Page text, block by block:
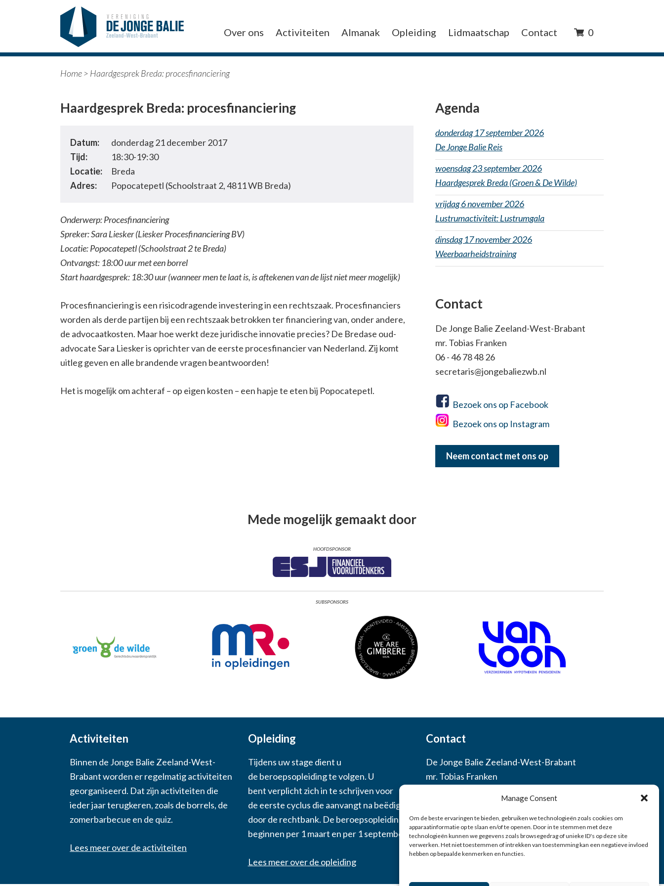
Manage Consent
Om de beste ervaringen te bieden, gebruiken we technologieën zoals cookies om
apparaatinformatie op te slaan en/of te openen. Door in te stemmen met deze
technologieën kunnen we gegevens zoals browsegedrag of unieke ID's op deze site
verwerken. Het niet toestemmen of intrekken van toestemming kan een negatieve invloed
hebben op bepaalde kenmerken en functies.
Over ons Activiteiten Almanak Opleiding Lidmaatschap Contact 0
Home> Haardgesprek Breda: procesfinanciering
Haardgesprek Breda: procesfinanciering
Datum:
donderdag 21 december 2017
Tijd:
18:30-19:30
Locatie:
Breda
Adres:
Popocatepetl (Schoolstraat 2, 4811 WB Breda)
Onderwerp: Procesfinanciering
Spreker: Sara Liesker (Liesker Procesfinanciering BV)
Locatie: Popocatepetl (Schoolstraat 2 te Breda)
Ontvangst: 18:00 uur met een borrel
Start haardgesprek: 18:30 uur (wanneer men te laat is, is aftekenen van de lijst niet meer mogelijk)
Procesfinanciering is een risicodragende investering in een rechtszaak. Procesfinanciers
worden als derde partijen bij een rechtszaak betrokken ter financiering van, onder andere,
de advocaatkosten. Maar hoe werkt deze juridische innovatie precies? De Bredase oud-
advocate Sara Liesker is oprichter van de eerste procesfinancier van Nederland. Zij komt
uitleg geven en alle brandende vragen beantwoorden!
Het is mogelijk om achteraf – op eigen kosten – een hapje te eten bij Popocatepetl.
Agenda
donderdag 17 september 2026
De Jonge Balie Reis
woensdag 23 september 2026
Haardgesprek Breda (Groen & De Wilde)
vrijdag 6 november 2026
Lustrumactiviteit: Lustrumgala
dinsdag 17 november 2026
Weerbaarheidstraining
Contact
De Jonge Balie Zeeland-West-Brabant
mr. Tobias Franken
06 - 46 78 48 26
secretaris@jongebaliezwb.nl
Bezoek ons op Facebook
Bezoek ons op Instagram
Neem contact met ons op
Mede mogelijk gemaakt door
Activiteiten
Binnen de Jonge Balie Zeeland-West-
Brabant worden er regelmatig activiteiten
georganiseerd. Dat zijn activiteiten die
ieder jaar terugkeren, zoals de borrels, de
zomerbarbecue en de quiz.
Lees meer over de activiteiten
Opleiding
Tijdens uw stage dient u
de beroepsopleiding te volgen. U
bent verplicht zich in te schrijven voor
de eerste cyclus die aanvangt na beëdiging
door de rechtbank. De beroepsopleidingen
beginnen per 1 maart en per 1 september.
Lees meer over de opleiding
Contact
De Jonge Balie Zeeland-West-Brabant
mr. Tobias Franken
secretaris@jongebaliezwb.nl
Bezoek ons op Facebook
Bezoek ons op Instagram